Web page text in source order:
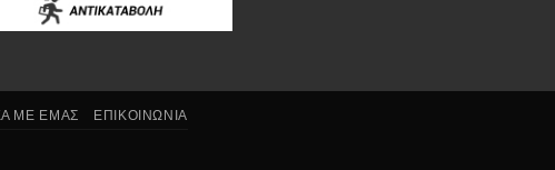
ΜΕ ΕΜΑΣ ΕΠΙΚΟΙΝΩΝΙΑ